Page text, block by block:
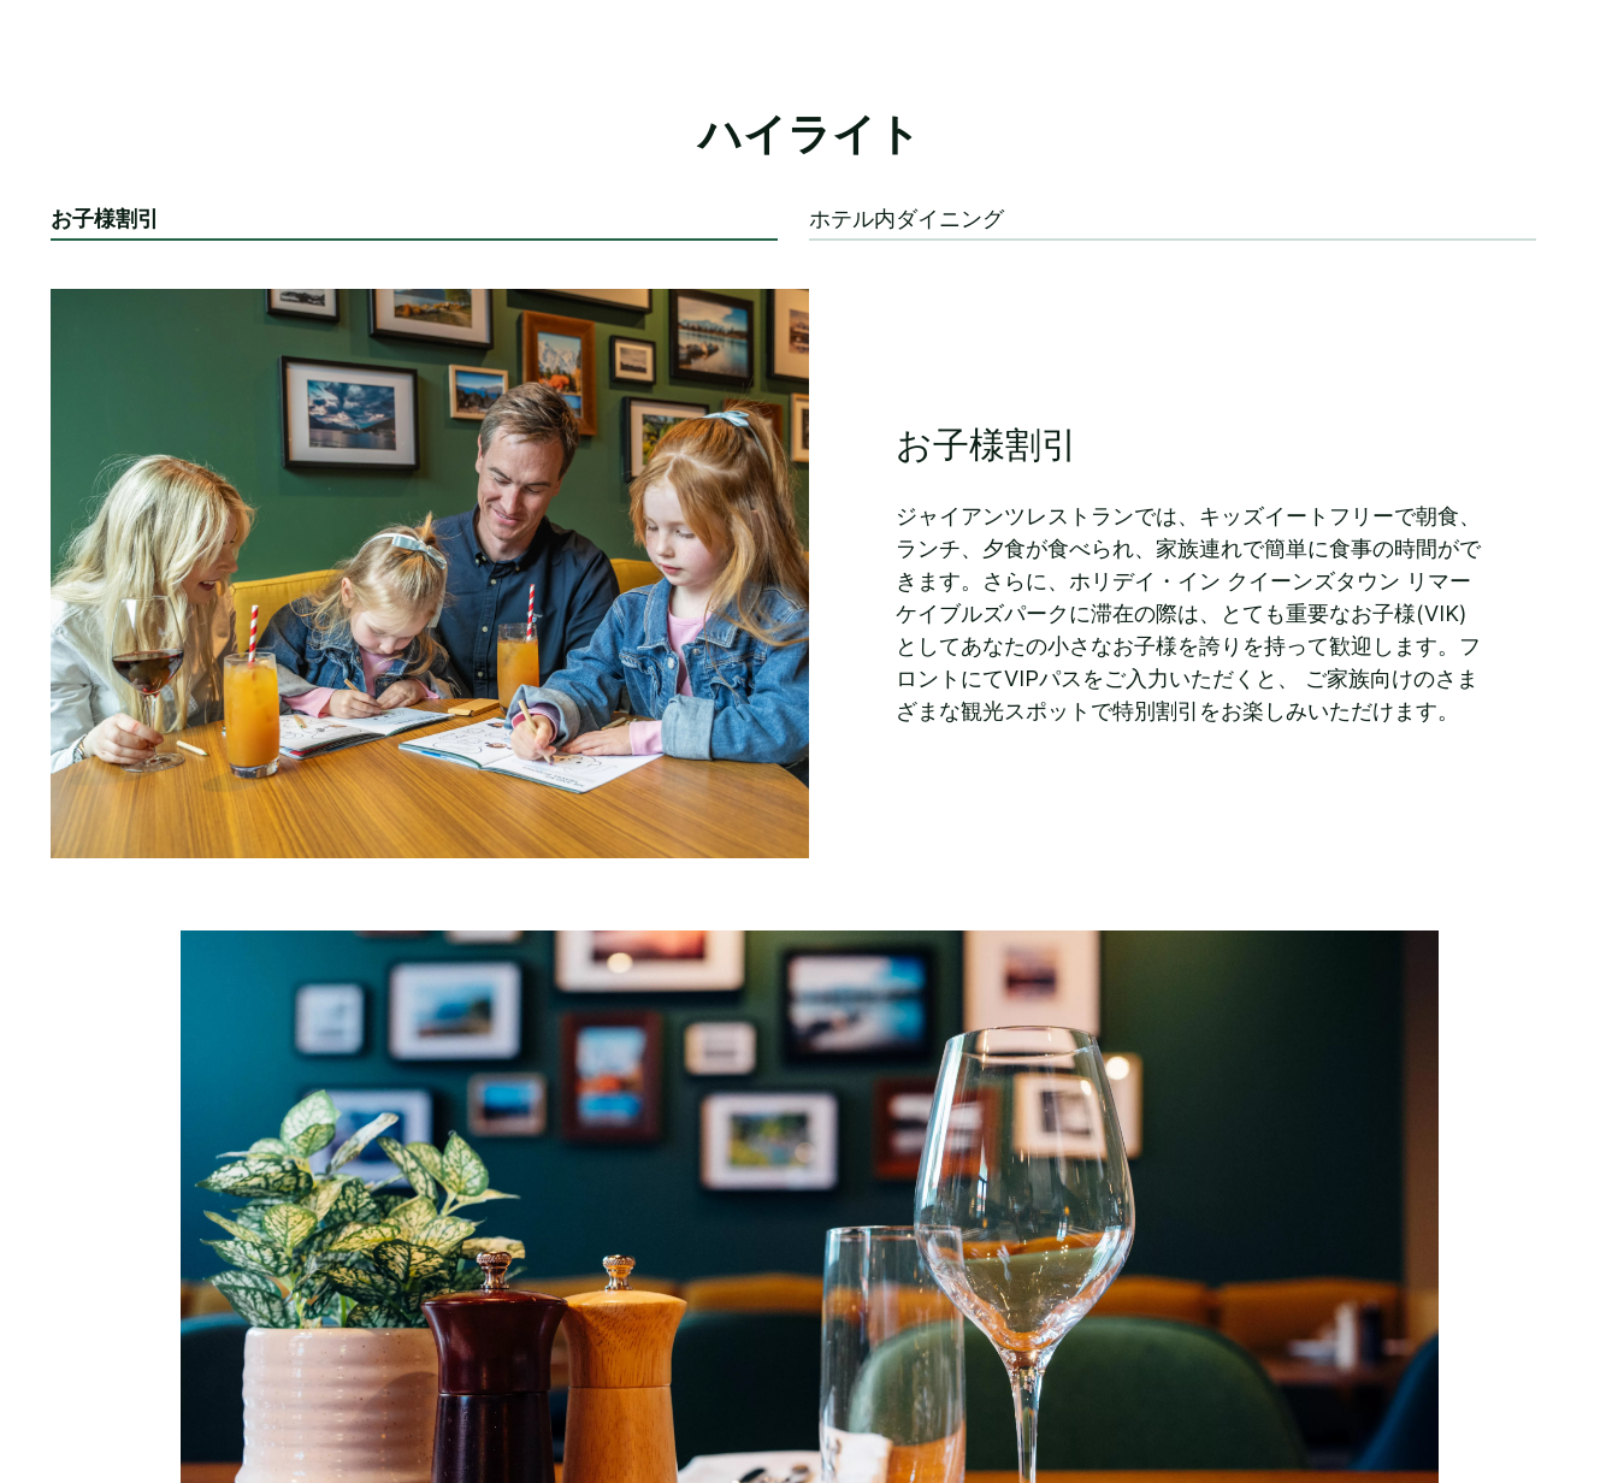
ハイライト
お子様割引 ホテル内ダイニング
お子様割引
ジャイアンツレストランでは、キッズイートフリーで朝食、
ランチ、夕食が食べられ、家族連れで簡単に食事の時間がで
きます。さらに、ホリデイ・イン クイーンズタウン リマー
ケイブルズパークに滞在の際は、とても重要なお子様(VIK)
としてあなたの小さなお子様を誇りを持って歓迎します。フ
ロントにてVIPパスをご入力いただくと、 ご家族向けのさま
ざまな観光スポットで特別割引をお楽しみいただけます。